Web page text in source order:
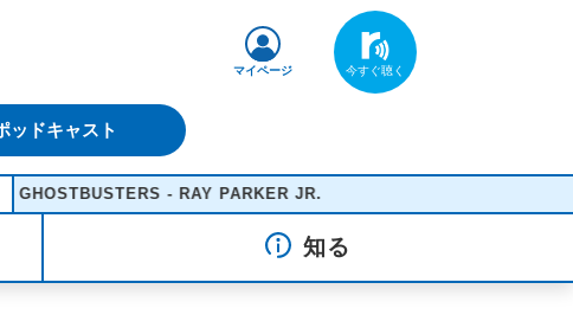
ッドキャスト
マイページ
- RAY PARKER JR.
知る